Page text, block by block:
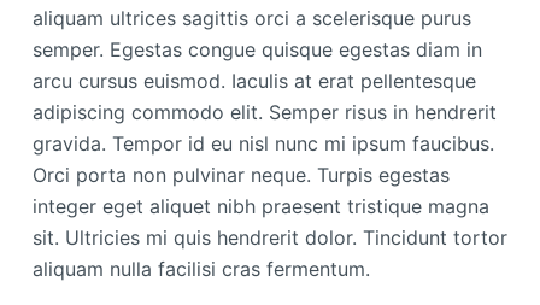
aliquam ultrices sagittis orci a scelerisque purus
semper. Egestas congue quisque egestas diam in
arcu cursus euismod. Iaculis at erat pellentesque
adipiscing commodo elit. Semper risus in hendrerit
gravida. Tempor id eu nisl nunc mi ipsum faucibus.
Orci porta non pulvinar neque. Turpis egestas
integer eget aliquet nibh praesent tristique magna
sit. Ultricies mi quis hendrerit dolor. Tincidunt tortor
aliquam nulla facilisi cras fermentum.